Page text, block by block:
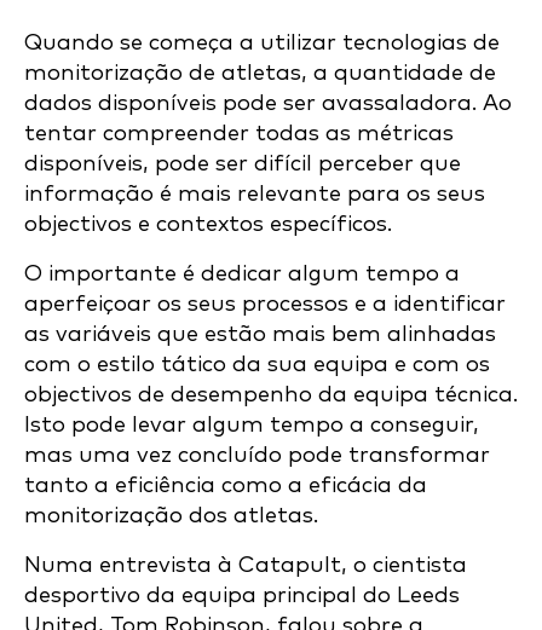
Quando se começa a utilizar tecnologias de
monitorização de atletas, a quantidade de
dados disponíveis pode ser avassaladora. Ao
tentar compreender todas as métricas
disponíveis, pode ser difícil perceber que
informação é mais relevante para os seus
objectivos e contextos específicos.
O importante é dedicar algum tempo a
aperfeiçoar os seus processos e a identificar
as variáveis que estão mais bem alinhadas
com o estilo tático da sua equipa e com os
objectivos de desempenho da equipa técnica.
Isto pode levar algum tempo a conseguir,
mas uma vez concluído pode transformar
tanto a eficiência como a eficácia da
monitorização dos atletas.
Numa entrevista à Catapult, o cientista
desportivo da equipa principal do Leeds